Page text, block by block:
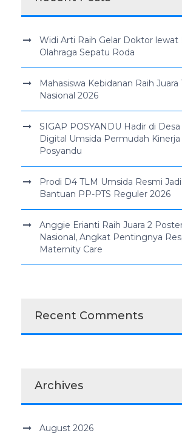
Widi Arti Raih Gelar Doktor lewat
Olahraga Sepatu Roda
Mahasiswa Kebidanan Raih Juara
Nasional 2026
SIGAP POSYANDU Hadir di
Digital Umsida Permudah
Posyandu
Prodi D4 TLM Umsida Resmi
Bantuan PP-PTS Reguler 2026
Anggie Erianti Raih Juara 2
Nasional, Angkat Pentingnya
Maternity Care
Recent Comments
Archives
August 2026